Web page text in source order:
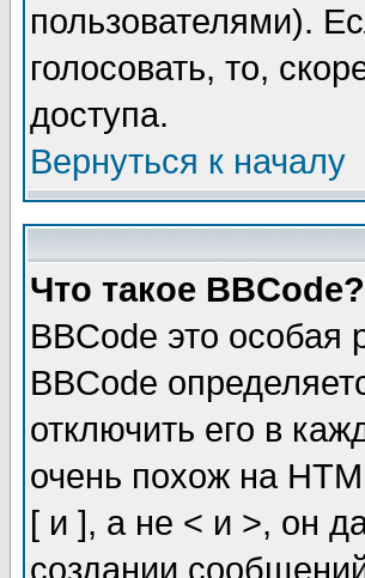
пользователями).
голосовать, то,
доступа.
Вернуться к началу
Что такое BBCode?
BBCode это особая
BBCode
отключить его в
очень похож на
[ и ], а не < и >, он
создании